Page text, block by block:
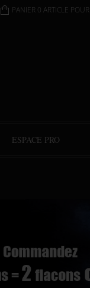
PANIER 0 ARTICLE POUR
ESPACE PRO